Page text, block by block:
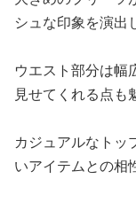
シュな印象を演出
ウエスト部分は幅
見せてくれる点も
カジュアルなトッ
いアイテムとの相